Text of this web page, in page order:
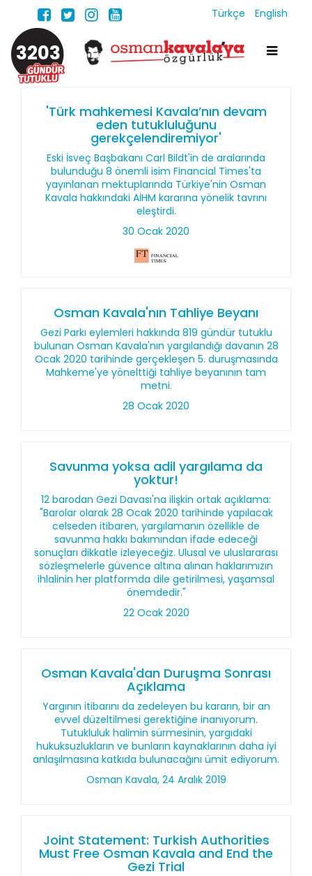
Türkçe English
3203
'Türk mahkemesi Kavala’nın devam
eden tutukluluğunu
gerekçelendiremiyor'
Eski İsveç Başbakanı Carl Bildt'in de aralarında
bulunduğu 8 önemli isim Financial Times'ta
yayınlanan mektuplarında Türkiye'nin Osman
Kavala hakkındaki AİHM kararına yönelik tavrını
eleştirdi.
30 Ocak 2020
Osman Kavala'nın Tahliye Beyanı
Gezi Parkı eylemleri hakkında 819 gündür tutuklu
bulunan Osman Kavala'nın yargılandığı davanın 28
Ocak 2020 tarihinde gerçekleşen 5. duruşmasında
Mahkeme'ye yönelttiği tahliye beyanının tam
metni.
28 Ocak 2020
Savunma yoksa adil yargılama da
yoktur!
12 barodan Gezi Davası'na ilişkin ortak açıklama:
"Barolar olarak 28 Ocak 2020 tarihinde yapılacak
celseden itibaren, yargılamanın özellikle de
savunma hakkı bakımından ifade edeceği
sonuçları dikkatle izleyeceğiz. Ulusal ve uluslararası
sözleşmelerle güvence altına alınan haklarımızın
ihlalinin her platformda dile getirilmesi, yaşamsal
önemdedir."
22 Ocak 2020
Osman Kavala'dan Duruşma Sonrası
Açıklama
Yargının itibarını da zedeleyen bu kararın, bir an
evvel düzeltilmesi gerektiğine inanıyorum.
Tutukluluk halimin sürmesinin, yargıdaki
hukuksuzlukların ve bunların kaynaklarının daha iyi
anlaşılmasına katkıda bulunacağını ümit ediyorum.
Osman Kavala, 24 Aralık 2019
Joint Statement: Turkish Authorities
Must Free Osman Kavala and End the
Gezi Trial